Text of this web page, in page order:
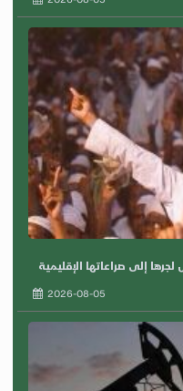
إلى صراعاتها الإقليمية
2026-08-05